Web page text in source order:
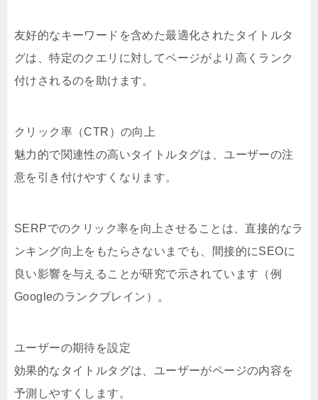
友好的なキーワードを含めた最適化されたタイトルタ
グは、特定のクエリに対してページがより高くランク
付けされるのを助けます。
クリック率（CTR）の向上
魅力的で関連性の高いタイトルタグは、ユーザーの注
意を引き付けやすくなります。
SERPでのクリック率を向上させることは、直接的なラ
ンキング向上をもたらさないまでも、間接的にSEOに
良い影響を与えることが研究で示されています（例
Googleのランクブレイン）。
ユーザーの期待を設定
効果的なタイトルタグは、ユーザーがページの内容を
予測しやすくします。